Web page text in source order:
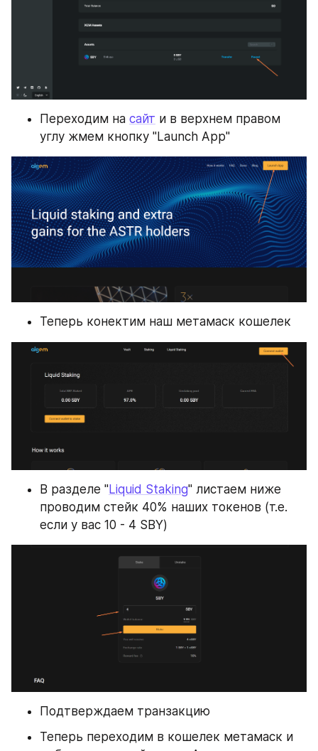
Переходим на сайт и в верхнем правом
углу жмем кнопку "Launch App"
Теперь конектим наш метамаск кошелек
В разделе "Liquid Staking" листаем ниже
проводим стейк 40% наших токенов (т.е.
если у вас 10 - 4 SBY)
Подтверждаем транзакцию
Теперь переходим в кошелек метамаск и